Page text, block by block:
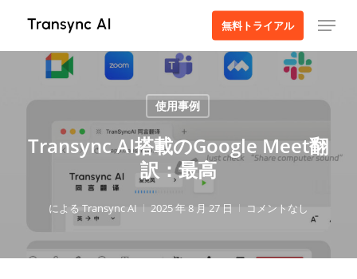
へ
無料トライアル メニュー
使用事例
Transync AI搭載のGoogle Meet翻
訳：最高
による Transync AI 2025 年 8 月 27 日 コメントなし